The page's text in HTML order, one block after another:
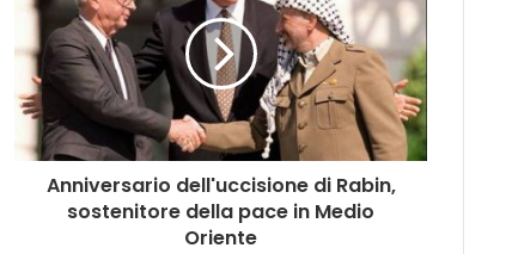
Anniversario dell'uccisione di Rabin,
sostenitore della pace in Medio
Oriente